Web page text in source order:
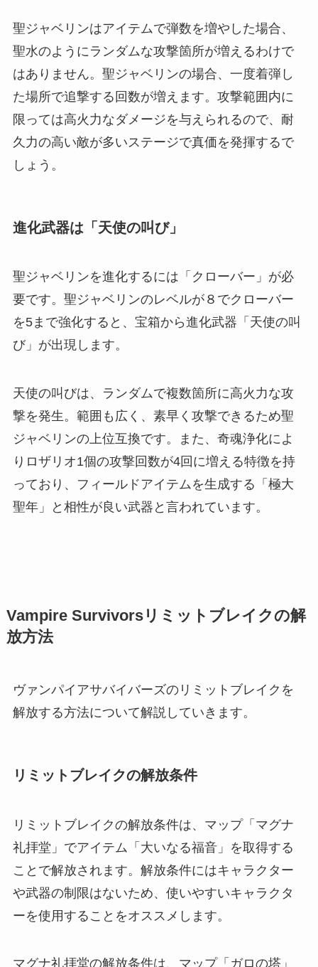
聖ジャベリンはアイテムで弾数を増やした場合、
聖水のようにランダムな攻撃箇所が増えるわけで
はありません。聖ジャベリンの場合、一度着弾し
た場所で追撃する回数が増えます。攻撃範囲内に
限っては高火力なダメージを与えられるので、耐
久力の高い敵が多いステージで真価を発揮するで
しょう。
進化武器は「天使の叫び」
聖ジャベリンを進化するには「クローバー」が必
要です。聖ジャベリンのレベルが８でクローバー
を5まで強化すると、宝箱から進化武器「天使の叫
び」が出現します。
天使の叫びは、ランダムで複数箇所に高火力な攻
撃を発生。範囲も広く、素早く攻撃できるため聖
ジャベリンの上位互換です。また、奇魂浄化によ
りロザリオ1個の攻撃回数が4回に増える特徴を持
っており、フィールドアイテムを生成する「極大
聖年」と相性が良い武器と言われています。
Vampire Survivorsリミットブレイクの解
放方法
ヴァンパイアサバイバーズのリミットブレイクを
解放する方法について解説していきます。
リミットブレイクの解放条件
リミットブレイクの解放条件は、マップ「マグナ
礼拝堂」でアイテム「大いなる福音」を取得する
ことで解放されます。解放条件にはキャラクター
や武器の制限はないため、使いやすいキャラクタ
ーを使用することをオススメします。
マグナ礼拝堂の解放条件は、マップ「ガロの塔」